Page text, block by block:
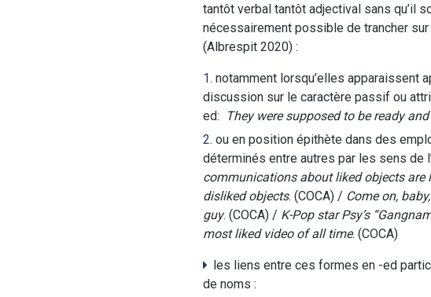
tantôt verbal tantôt adjectival sans qu’il
nécessairement possible de trancher sur
(Albrespit 2020) :
notamment lorsqu’elles apparaissent
discussion sur le caractère passif ou
ed:
They were supposed to be ready
ou en position épithète dans des
déterminés entre autres par les sens de
communications about liked objects
disliked objects. (COCA) / Come on,
guy. (COCA) / K-Pop star Psy’s
most liked video of all time. (COCA)
les liens entre ces formes en -ed
de noms :